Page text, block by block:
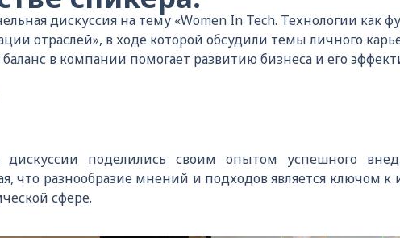
дискуссия на тему «Women In Tech. Технологии как
отраслей», в ходе которой обсудили темы личного
в компании помогает развитию бизнеса и его
дискуссии поделились своим опытом успешного
что разнообразие мнений и подходов является ключом
сфере.